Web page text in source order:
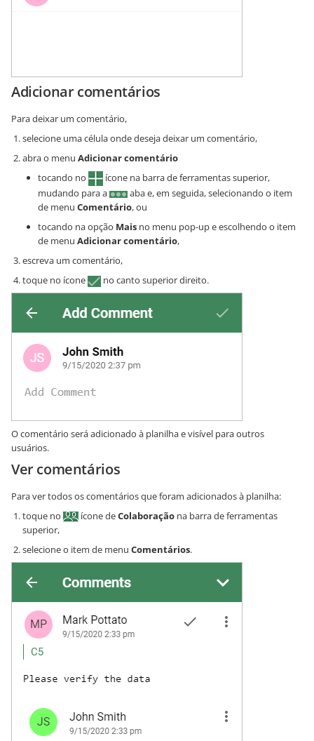
Adicionar comentários
Para deixar um comentário,
selecione uma célula onde deseja deixar um comentário,
abra o menu Adicionar comentário
tocando no
ícone na barra de ferramentas superior,
mudando para a
aba e, em seguida, selecionando o item
de menu Comentário, ou
tocando na opção Mais no menu pop-up e escolhendo o item
de menu Adicionar comentário,
escreva um comentário,
toque no ícone
no canto superior direito.
O comentário será adicionado à planilha e visível para outros
usuários.
Ver comentários
Para ver todos os comentários que foram adicionados à planilha:
toque no
ícone deColaboração na barra de ferramentas
superior,
selecione o item de menu Comentários.